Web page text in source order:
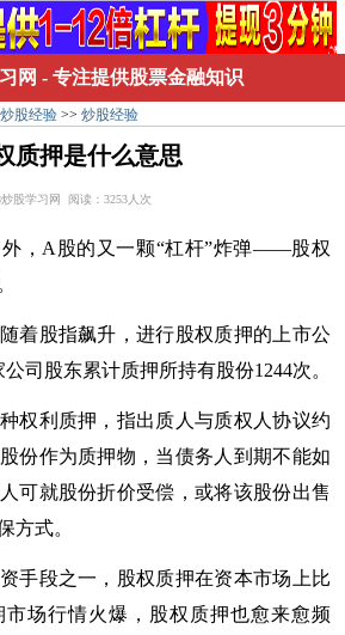
网 - 专注提供股票金融知识
炒股经验 >> 炒股经验
质押是什么意思
股学习网 阅读：3253人次
外，A股的又一颗“杠杆”炸弹——股权
着股指飙升，进行股权质押的上市公
司股东累计质押所持有股份1244次。
权利质押，指出质人与质权人协议约
份作为质押物，当债务人到期不能如
可就股份折价受偿，或将该股份出售
方式。
手段之一，股权质押在资本市场上比
场行情火爆，股权质押也愈来愈频